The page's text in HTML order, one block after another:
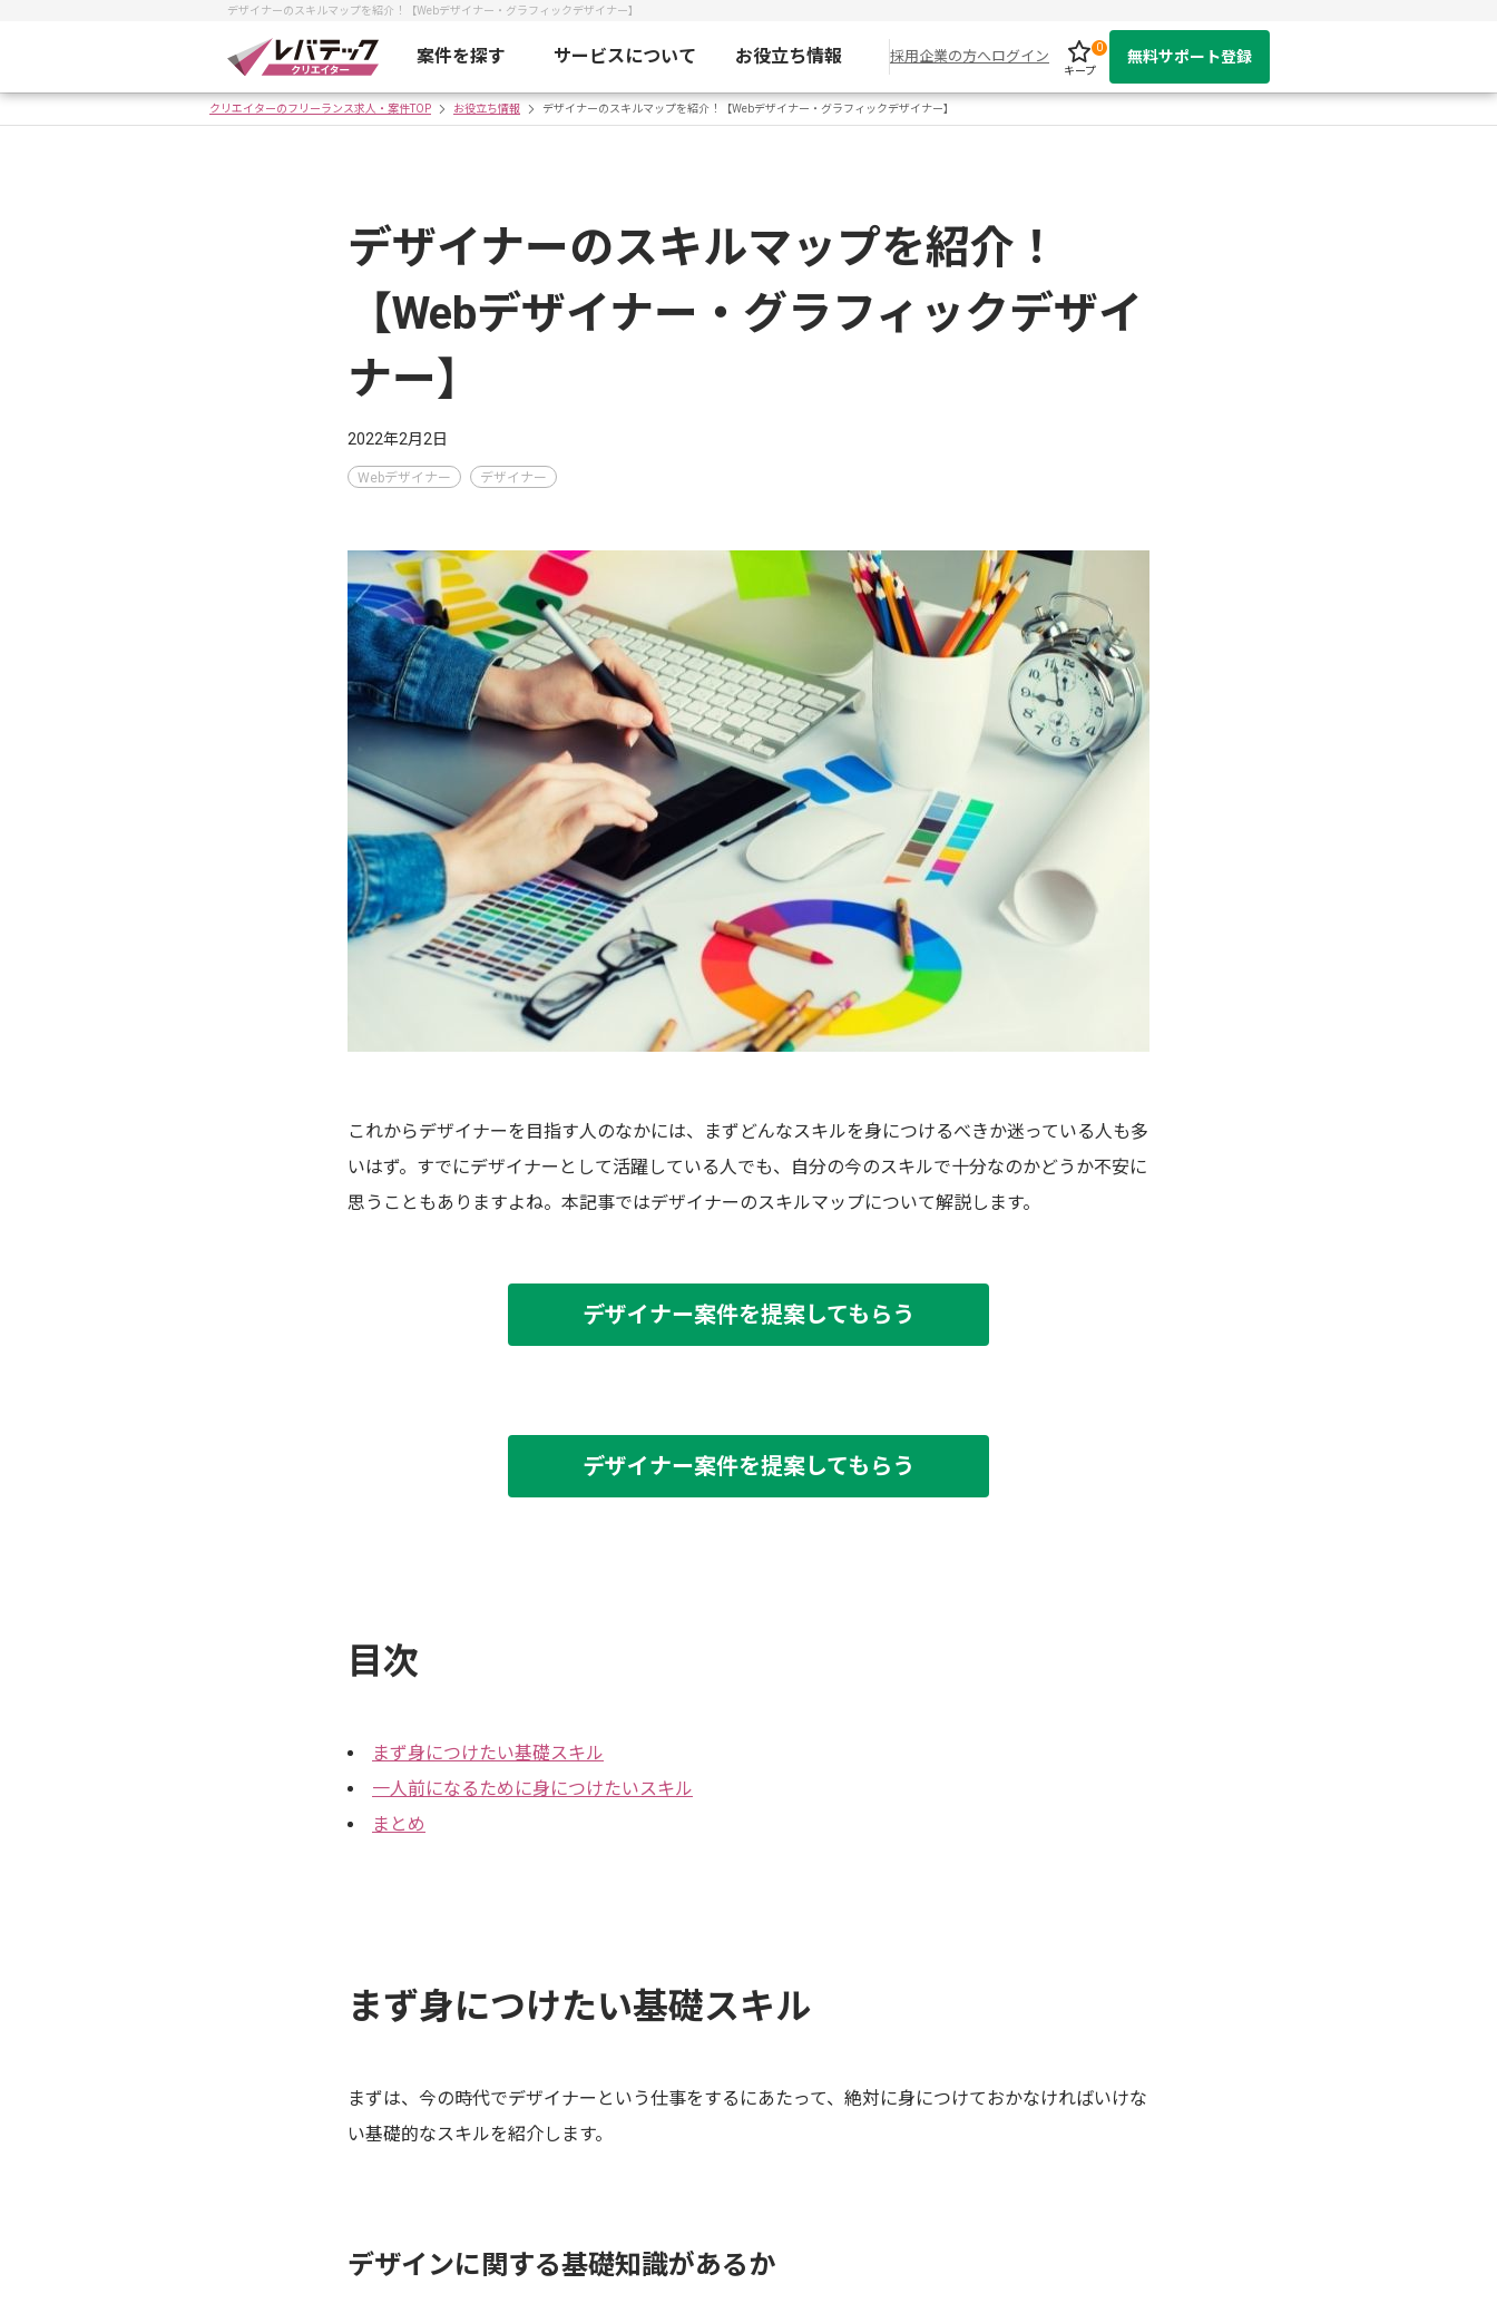
デザイナーのスキルマップを紹介！【Webデザイナー・グラフィックデザイナー】
案件を探す サービスについて お役立ち情報 採用企業の方へログイン
キープ
0
無料サポート登録
クリエイターのフリーランス求人・案件TOP お役立ち情報 デザイナーのスキルマップを紹介！【Webデザイナー・グラフィックデザイナー】
デザイナーのスキルマップを紹介！
【Webデザイナー・グラフィックデザイ
ナー】
2022年2月2日
Webデザイナー デザイナー
これからデザイナーを目指す人のなかには、まずどんなスキルを身につけるべきか迷っている人も多
いはず。すでにデザイナーとして活躍している人でも、自分の今のスキルで十分なのかどうか不安に
思うこともありますよね。本記事ではデザイナーのスキルマップについて解説します。
デザイナー案件を提案してもらう
デザイナー案件を提案してもらう
目次
まず身につけたい基礎スキル
一人前になるために身につけたいスキル
まとめ
まず身につけたい基礎スキル
まずは、今の時代でデザイナーという仕事をするにあたって、絶対に身につけておかなければいけな
い基礎的なスキルを紹介します。
デザインに関する基礎知識があるか